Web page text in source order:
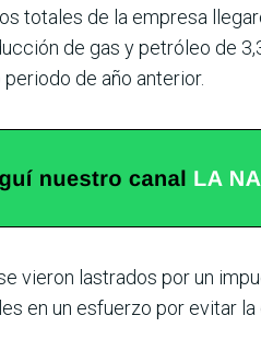
totales de la empresa
de gas y petróleo de
de año anterior.
vieron lastrados por un
en un esfuerzo por evitar